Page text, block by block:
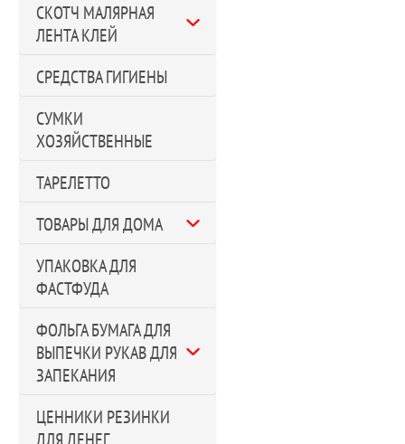
СКОТЧ МАЛЯРНАЯ
ЛЕНТА КЛЕЙ
СРЕДСТВА ГИГИЕНЫ
СУМКИ
ХОЗЯЙСТВЕННЫЕ
ТАРЕЛЕТТО
ТОВАРЫ ДЛЯ ДОМА
УПАКОВКА ДЛЯ
ФАСТФУДА
ФОЛЬГА БУМАГА ДЛЯ
ВЫПЕЧКИ РУКАВ ДЛЯ
ЗАПЕКАНИЯ
ЦЕННИКИ РЕЗИНКИ